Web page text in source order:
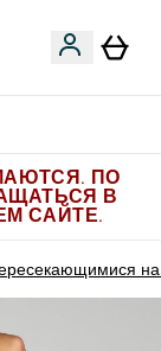
ПО
В
САЙТЕ.